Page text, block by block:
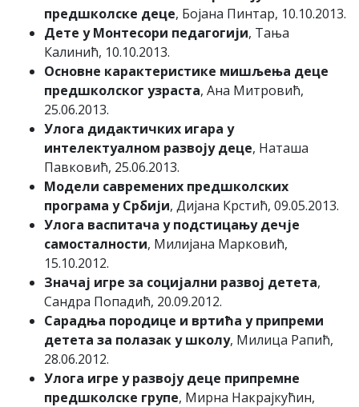
предшколске деце, Бојана Пинтар, 10.10.2013.
Дете у Монтесори педагогији, Тања
Калинић, 10.10.2013.
Основне карактеристике мишљења деце
предшколског узраста, Ана Митровић,
25.06.2013.
Улога дидактичких игара у
интелектуалном развоју деце, Наташа
Павковић, 25.06.2013.
Модели савремених предшколских
програма у Србији, Дијана Крстић, 09.05.2013.
Улога васпитача у подстицању дечје
самосталности, Милијана Марковић,
15.10.2012.
Значај игре за социјални развој детета,
Сандра Попадић, 20.09.2012.
Сарадња породице и вртића у припреми
детета за полазак у школу, Милица Рапић,
28.06.2012.
Улога игре у развоју деце припремне
предшколске групе, Мирна Накрајкућин,